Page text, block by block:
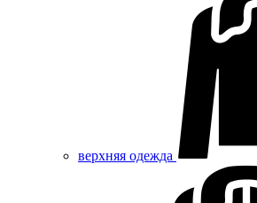
верхняя одежда